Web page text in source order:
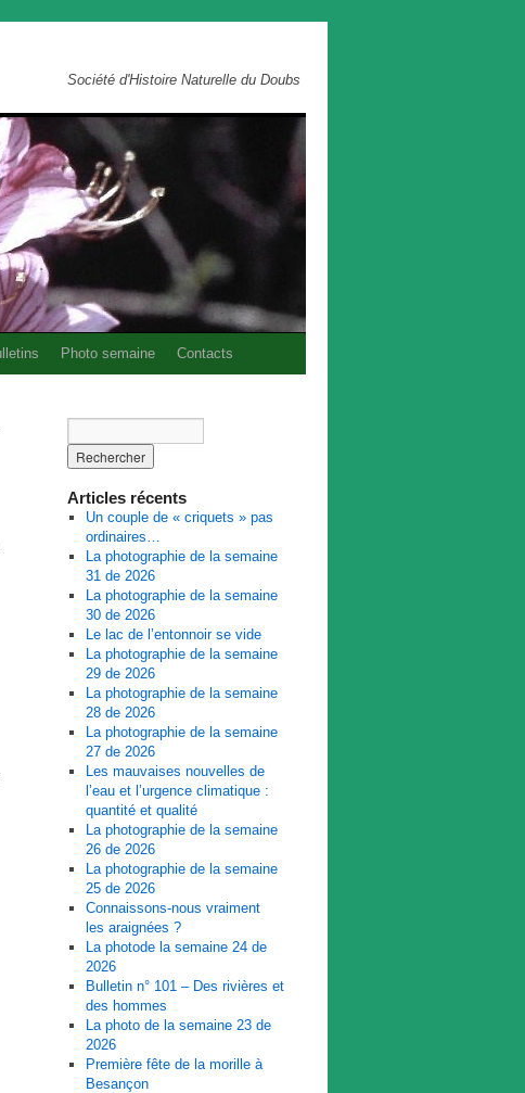
Société d'Histoire Naturelle du Doubs
Photo semaine Contacts
Articles récents
Un couple de « criquets » pas
ordinaires…
La photographie de la semaine
31 de 2026
La photographie de la semaine
30 de 2026
Le lac de l’entonnoir se vide
La photographie de la semaine
29 de 2026
La photographie de la semaine
28 de 2026
La photographie de la semaine
27 de 2026
Les mauvaises nouvelles de
l’eau et l’urgence climatique :
quantité et qualité
La photographie de la semaine
26 de 2026
La photographie de la semaine
25 de 2026
Connaissons-nous vraiment
les araignées ?
La photode la semaine 24 de
2026
Bulletin n° 101 – Des rivières et
des hommes
La photo de la semaine 23 de
2026
Première fête de la morille à
Besançon